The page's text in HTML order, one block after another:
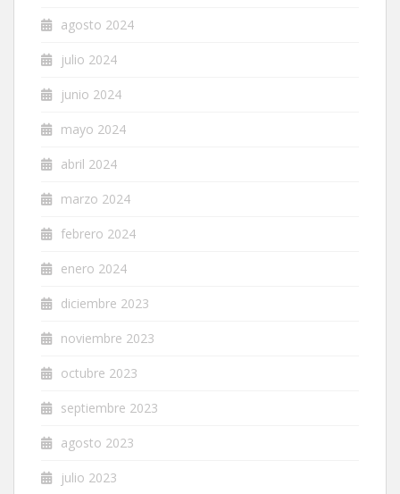
agosto 2024
julio 2024
junio 2024
mayo 2024
abril 2024
marzo 2024
febrero 2024
enero 2024
diciembre 2023
noviembre 2023
octubre 2023
septiembre 2023
agosto 2023
julio 2023